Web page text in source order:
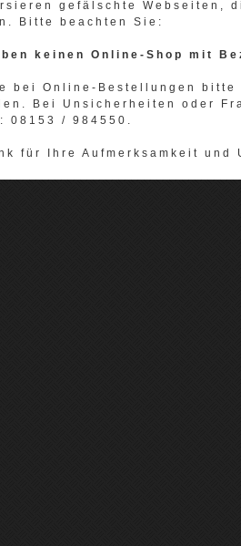
gefälschte Webseiten,
Bitte beachten Sie:
keinen Online-Shop mit
bei Online-Bestellungen
Bei Unsicherheiten oder
08153 / 984550.
für Ihre Aufmerksamkeit und